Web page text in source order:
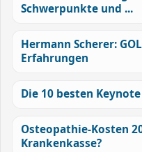
Schwerpunkte und ...
Hermann Scherer:
Erfahrungen
Die 10 besten
Osteopathie-Kosten
Krankenkasse?